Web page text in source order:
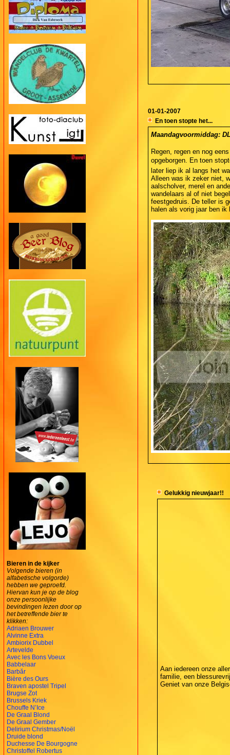
Bieren in de kijker
Volgende bieren (in
alfabetische volgorde)
hebben we geproefd.
Hiervan kun je op de blog
onze persoonlijke
bevindingen lezen door op
het betreffende bier te
klikken:
Adriaen Brouwer
Alvinne Extra
Ambiorix Dubbel
Artevelde
Avec les Bons Voeux
Babbelaar
Barbăr
Bière des Ours
Braven apostel Tripel
Brugse Zot
Brussels Kriek
Chouffe N’Ice
De Graal Blond
De Graal Gember
Delirium Christmas/Noël
Druide blond
Duchesse De Bourgogne
Christoffel Robertus
01-01-2007
En toen stopte het...
Maandagvoormiddag:
Regen, regen en nog
opgeborgen. En toen
later liep ik al langs het
Alleen was ik zeker niet,
aalscholver, merel en
wandelaars al of niet
feestgedruis. De teller is
halen als vorig jaar ben ik
Gelukkig nieuwjaar!!
Aan iedereen onze
familie, een
Geniet van onze